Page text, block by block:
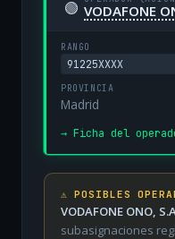
🟢 VODAFONE
RANGO
91225XXXX
PROVINCIA
Madrid
→ Ficha del
⚠️ POSIBLES
VODAFONE ONO,
subasignaciones